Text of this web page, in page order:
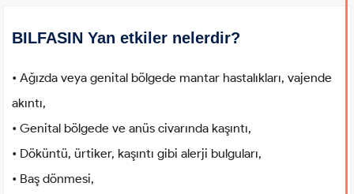
BILFASIN Yan etkiler nelerdir?
• Ağızda veya genital bölgede mantar hastalıkları, vajende
akıntı,
• Genital bölgede ve anüs civarında kaşıntı,
• Döküntü, ürtiker, kaşıntı gibi alerji bulguları,
• Baş dönmesi,